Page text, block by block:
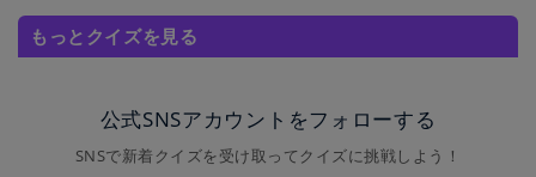
もっとクイズを見る
公式SNSアカウントをフォローする
SNSで新着クイズを受け取ってクイズに挑戦しよう！